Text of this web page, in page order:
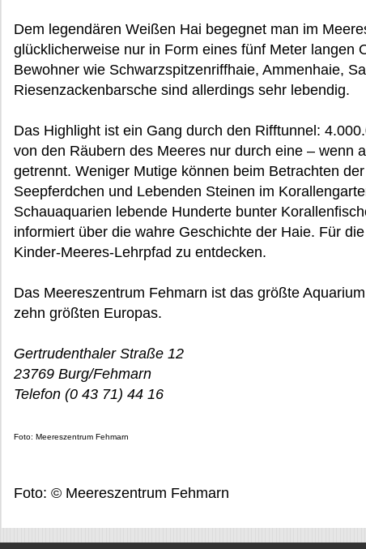
Dem legendären Weißen Hai begegnet man im
glücklicherweise nur in Form eines fünf Meter langen
Bewohner wie Schwarzspitzenriffhaie, Ammenhaie,
Riesenzackenbarsche sind allerdings sehr lebendig.
Das Highlight ist ein Gang durch den Rifftunnel:
von den Räubern des Meeres nur durch eine – wenn
getrennt. Weniger Mutige können beim Betrachten
Seepferdchen und Lebenden Steinen im
Schauaquarien lebende Hunderte bunter
informiert über die wahre Geschichte der Haie. Für
Kinder-Meeres-Lehrpfad zu entdecken.
Das Meereszentrum Fehmarn ist das größte
zehn größten Europas.
Gertrudenthaler Straße 12
23769 Burg/Fehmarn
Telefon (0 43 71) 44 16
Foto: Meereszentrum Fehmarn
Foto: © Meereszentrum Fehmarn